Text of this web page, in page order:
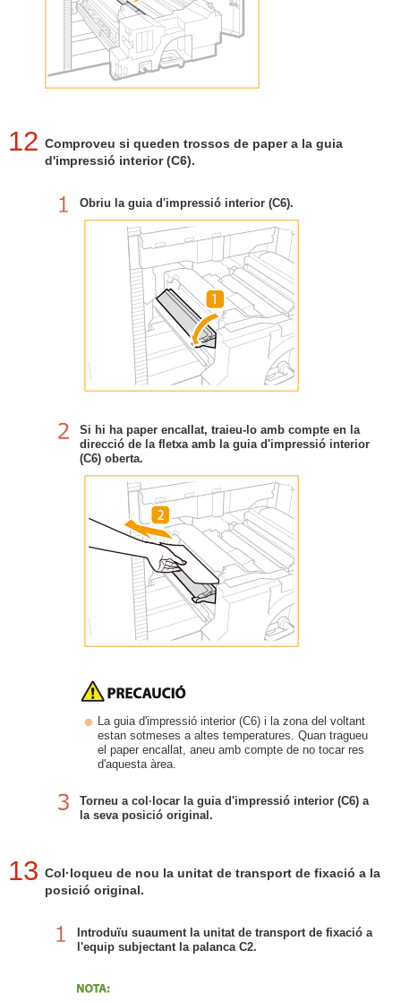
12 Comproveu si queden trossos de paper a la guia
d'impressió interior (C6).
Obriu la guia d'impressió interior (C6).
Si hi ha paper encallat, traieu-lo amb compte en la
direcció de la fletxa amb la guia d'impressió interior
(C6) oberta.
La guia d'impressió interior (C6) i la zona del voltant
estan sotmeses a altes temperatures. Quan tragueu
el paper encallat, aneu amb compte de no tocar res
d'aquesta àrea.
Torneu a col·locar la guia d'impressió interior (C6) a
la seva posició original.
13 Col·loqueu de nou la unitat de transport de fixació a la
posició original.
Introduïu suaument la unitat de transport de fixació a
l'equip subjectant la palanca C2.